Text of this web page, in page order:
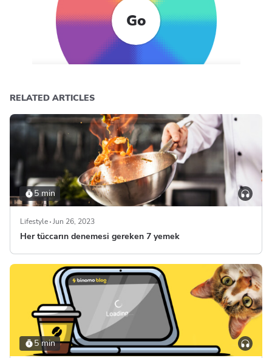
Go
RELATED ARTICLES
5 min
Lifestyle Jun 26, 2023
Her tüccarın denemesi gereken 7 yemek
5 min